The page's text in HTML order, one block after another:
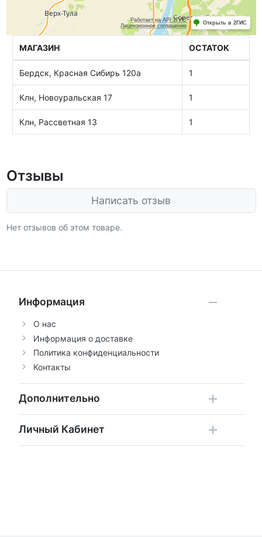
МАГАЗИН ОСТАТОК
Бердск, Красная Сибирь 120а 1
Клн, Новоуральская 17 1
Клн, Рассветная 13 1
Отзывы
Написать отзыв
Нет отзывов об этом товаре.
Информация
О нас
Информация о доставке
Политика конфиденциальности
Контакты
Дополнительно
Личный Кабинет